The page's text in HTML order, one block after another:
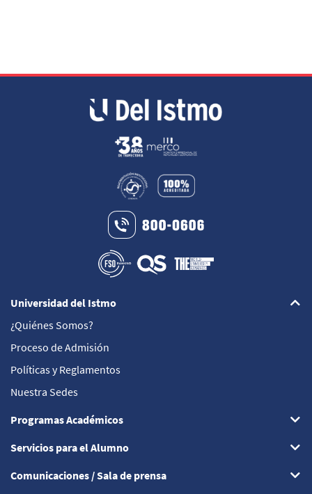
Universidad del Istmo
¿Quiénes Somos?
Proceso de Admisión
Políticas y Reglamentos
Nuestra Sedes
Programas Académicos
Servicios para el Alumno
Comunicaciones / Sala de prensa